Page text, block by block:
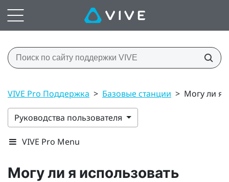
VIVE Pro Поддержка > Базовые станции > Могу ли я
Руководства пользователя
VIVE Pro Menu
Могу ли я использовать